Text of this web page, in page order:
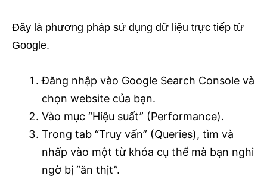
Đây là phương pháp sử dụng dữ liệu trực tiếp từ
Google.
Đăng nhập vào Google Search Console và
chọn website của bạn.
Vào mục “Hiệu suất” (Performance).
Trong tab “Truy vấn” (Queries), tìm và
nhấp vào một từ khóa cụ thể mà bạn nghi
ngờ bị “ăn thịt”.